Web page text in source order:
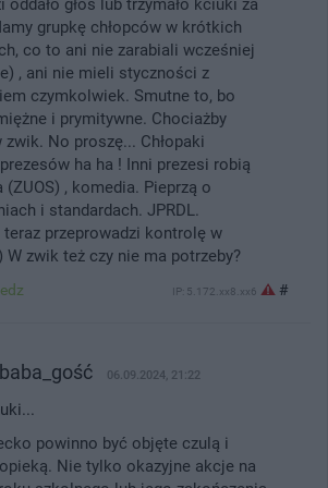
oddało głos lub trzymało kciuki za
grupkę chłopców w krótkich
co to ani nie zarabiali wcześniej
, ani nie mieli styczności z
czymkolwiek. Smutne to, bo
i prymitywne. Chociażby
zwik. No proszę... Chłopaki
ha ha ! Inni prezesi robią
(ZUOS) , komedia. Pieprzą o
i standardach. JPRDL.
teraz przeprowadzi kontrolę w
W zwik też czy nie ma potrzeby?
IP: 5.172.xx8.xx6 #
06.09.2024, 21:22
powinno być objęte czulą i
Nie tylko okazyjne akcje na